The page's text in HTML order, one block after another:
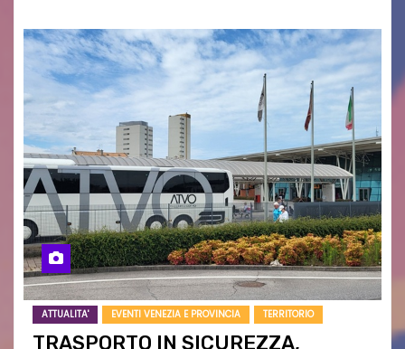
ATTUALITA' EVENTI VENEZIA E PROVINCIA TERRITORIO
TRASPORTO IN SICUREZZA,